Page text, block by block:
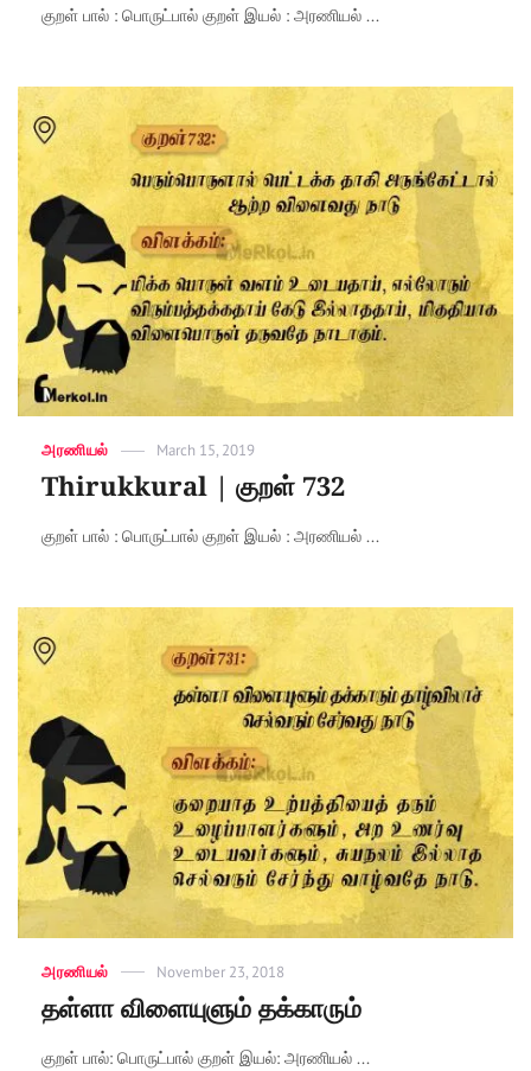
குறள் பால் : பொருட்பால் குறள் இயல் : அரணியல் ...
Categories
அரணியல்
Posted
March 15, 2019
Thirukkural | குறள் 732
குறள் பால் : பொருட்பால் குறள் இயல் : அரணியல் ...
Categories
அரணியல்
Posted
November 23, 2018
தள்ளா விளையுளும் தக்காரும்
குறள் பால்: பொருட்பால் குறள் இயல்: அரணியல் ...